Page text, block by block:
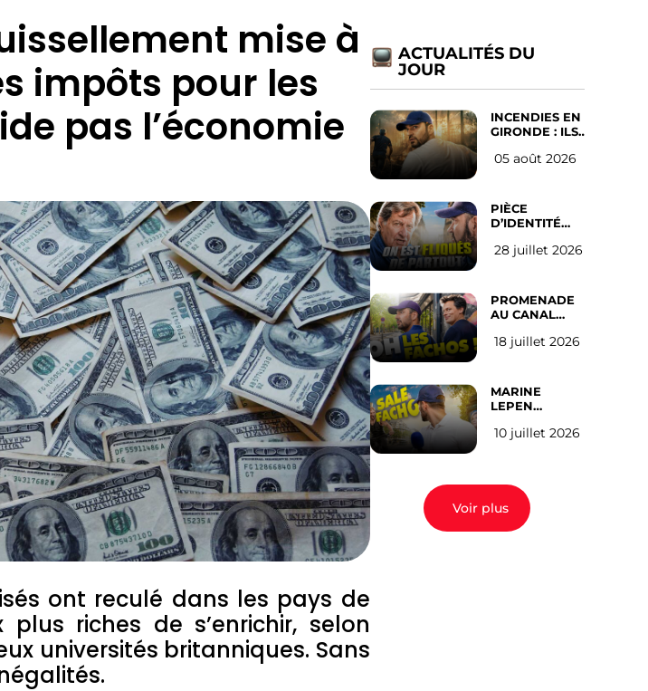
mise à
impôts pour les
pas l’économie
ont reculé dans les pays de
plus riches de s’enrichir, selon
universités britanniques. Sans
ACTUALITÉS DU
JOUR
INCENDIES EN
GIRONDE : ILS
D’ABANDONNER
05 août 2026
PIÈCE
D’IDENTITÉ
SUR LES
l’avis des
Français
28 juillet 2026
PROMENADE
AU CANAL
(les gauchistes
18 juillet 2026
MARINE
LEPEN
EN 2027 : l’avis
10 juillet 2026
Voir plus